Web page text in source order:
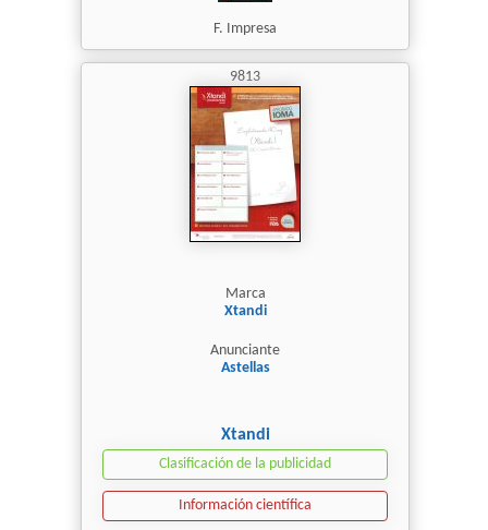
F. Impresa
9813
Marca
Xtandi
Anunciante
Astellas
Xtandi
Clasificación de la publicidad
Información científica